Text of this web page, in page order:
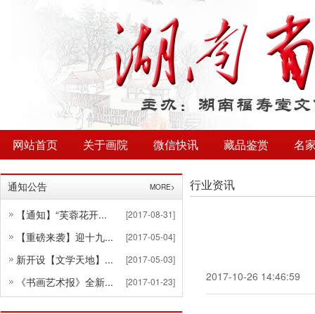
网站首页 关于画院 微信快讯 藏品鉴赏 名
通知公告 MORE>
【通知】“芙蓉花开... [2017-08-31]
【重磅来袭】迎十九... [2017-05-04]
新开设【文学天地】... [2017-05-03]
《书画艺术报》全新... [2017-01-23]
行业资讯
2017-10-26 14:46:59